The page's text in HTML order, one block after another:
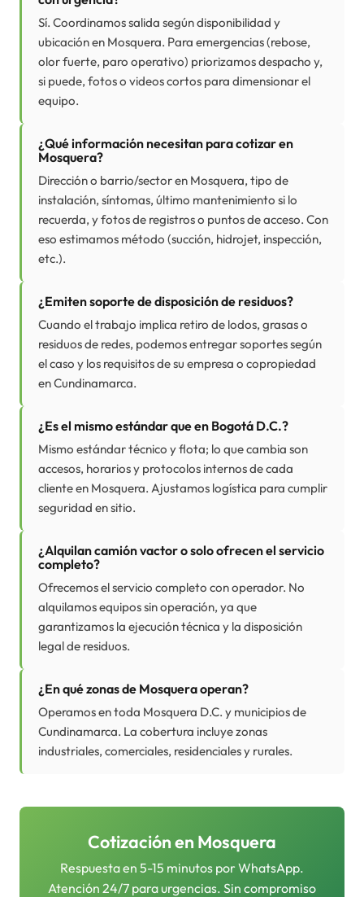
Sí. Coordinamos salida según disponibilidad y
ubicación en Mosquera. Para emergencias (rebose,
olor fuerte, paro operativo) priorizamos despacho y,
si puede, fotos o videos cortos para dimensionar el
equipo.
¿Qué información necesitan para cotizar en
Mosquera?
Dirección o barrio/sector en Mosquera, tipo de
instalación, síntomas, último mantenimiento si lo
recuerda, y fotos de registros o puntos de acceso. Con
eso estimamos método (succión, hidrojet, inspección,
etc.).
¿Emiten soporte de disposición de residuos?
Cuando el trabajo implica retiro de lodos, grasas o
residuos de redes, podemos entregar soportes según
el caso y los requisitos de su empresa o copropiedad
en Cundinamarca.
¿Es el mismo estándar que en Bogotá D.C.?
Mismo estándar técnico y flota; lo que cambia son
accesos, horarios y protocolos internos de cada
cliente en Mosquera. Ajustamos logística para cumplir
seguridad en sitio.
¿Alquilan camión vactor o solo ofrecen el servicio
completo?
Ofrecemos el servicio completo con operador. No
alquilamos equipos sin operación, ya que
garantizamos la ejecución técnica y la disposición
legal de residuos.
¿En qué zonas de Mosquera operan?
Operamos en toda Mosquera D.C. y municipios de
Cundinamarca. La cobertura incluye zonas
industriales, comerciales, residenciales y rurales.
Cotización en Mosquera
Respuesta en 5-15 minutos por WhatsApp.
Atención 24/7 para urgencias. Sin compromiso